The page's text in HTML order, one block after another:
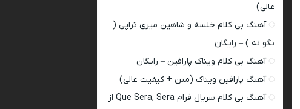
عالی)
آهنگ بی کلام خلسه و شاهین میری تراپی (
نگو نه ) – رایگان
آهنگ بی کلام ویناک پارافین – رایگان
آهنگ پارافین ویناک (متن + کیفیت عالی)
آهنگ بی کلام سریال فرام Que Sera, Sera از